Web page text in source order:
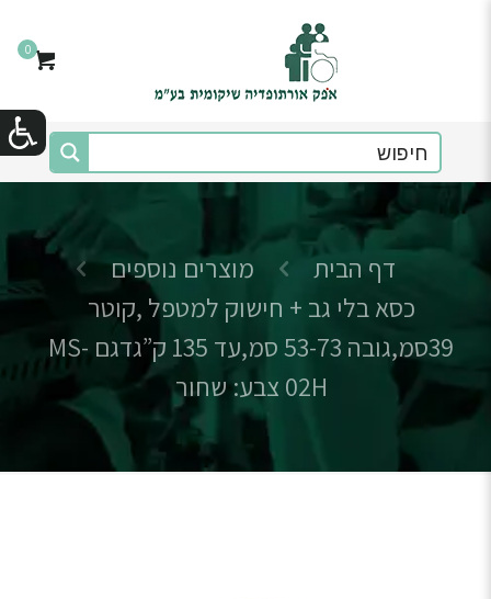
0
דף הבית
מוצרים נוספים
כסא בלי גב + חישוק למטפל ,קוטר
39סמ,גובה 53-73 סמ,עד 135 ק”גדגם MS-
02H צבע: שחור